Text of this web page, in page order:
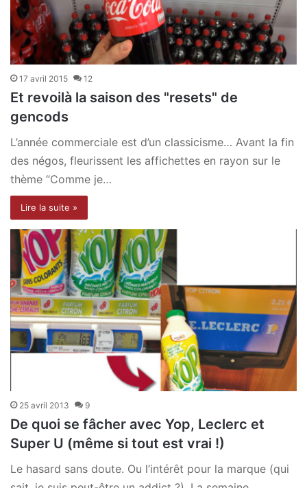
17 avril 2015 12
Et revoilà la saison des "resets" de
gencods
L’année commerciale est d’un classicisme… Avant la fin
des négos, fleurissent les affichettes en rayon sur le
thème “Comme je…
Lire la suite »
25 avril 2013 9
De quoi se fâcher avec Yop, Leclerc et
Super U (même si tout est vrai !)
Le hasard sans doute. Ou l’intérêt pour la marque (qui